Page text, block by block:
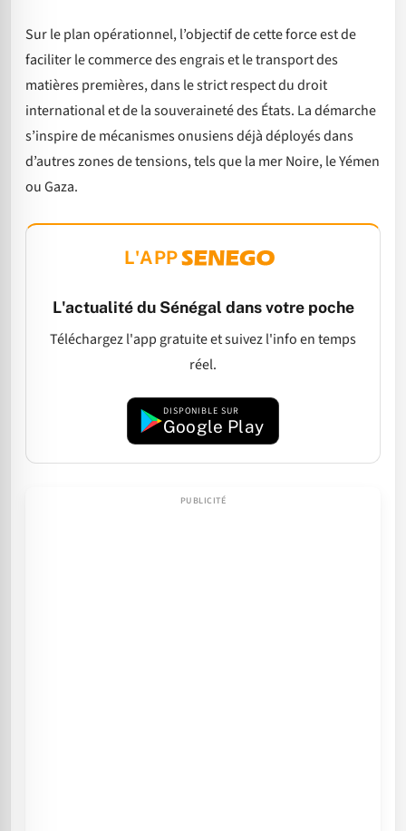
Sur le plan opérationnel, l’objectif de cette force est de
faciliter le commerce des engrais et le transport des
matières premières, dans le strict respect du droit
international et de la souveraineté des États. La démarche
s’inspire de mécanismes onusiens déjà déployés dans
d’autres zones de tensions, tels que la mer Noire, le Yémen
ou Gaza.
L'APP
L'actualité du Sénégal dans votre poche
Téléchargez l'app gratuite et suivez l'info en temps
réel.
DISPONIBLE SUR
Google Play